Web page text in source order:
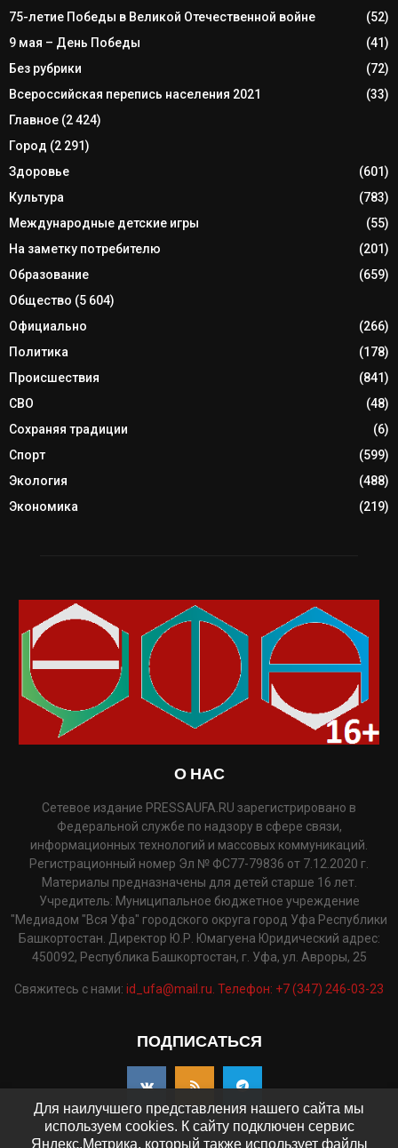
75-летие Победы в Великой Отечественной войне
(52)
9 мая – День Победы
(41)
Без рубрики
(72)
Всероссийская перепись населения 2021
(33)
Главное (2 424)
Город (2 291)
Здоровье
(601)
Культура
(783)
Международные детские игры
(55)
На заметку потребителю
(201)
Образование
(659)
Общество (5 604)
Официально
(266)
Политика
(178)
Происшествия
(841)
СВО
(48)
Сохраняя традиции
(6)
Спорт
(599)
Экология
(488)
Экономика
(219)
О НАС
Сетевое издание PRESSAUFA.RU зарегистрировано в
Федеральной службе по надзору в сфере связи,
информационных технологий и массовых коммуникаций.
Регистрационный номер Эл № ФС77-79836 от 7.12.2020 г.
Материалы предназначены для детей старше 16 лет.
Учредитель: Муниципальное бюджетное учреждение
"Медиадом "Вся Уфа" городского округа город Уфа Республики
Башкортостан. Директор Ю.Р. Юмагуена Юридический адрес:
450092, Республика Башкортостан, г. Уфа, ул. Авроры, 25
Свяжитесь с нами: id_ufa@mail.ru. Телефон: +7 (347) 246-03-23
ПОДПИСАТЬСЯ
Для наилучшего представления нашего сайта мы
используем cookies. К сайту подключен сервис
Яндекс.Метрика, который также использует файлы